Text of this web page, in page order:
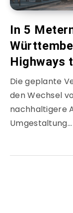
In 5
Highways
Die geplante
den Wechsel
nachhaltigere
Umgestaltung…